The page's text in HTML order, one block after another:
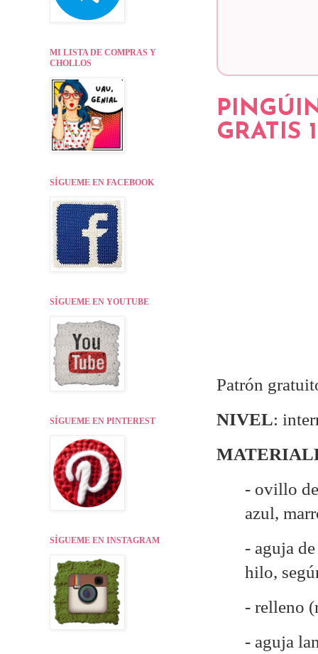
GRATIS
Patrón
NIVEL:
- ovillo
azul,
- aguja
hilo,
- relleno
- aguja
MI LISTA DE COMPRAS Y
CHOLLOS
SÍGUEME EN FACEBOOK
SÍGUEME EN YOUTUBE
SÍGUEME EN PINTEREST
SÍGUEME EN INSTAGRAM